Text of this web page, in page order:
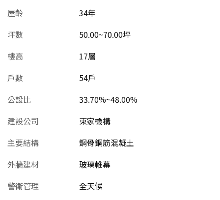
屋齡
34年
坪數
50.00~70.00坪
樓高
17層
戶數
54戶
公設比
33.70%~48.00%
建設公司
東家機構
主要結構
鋼骨鋼筋混凝土
外牆建材
玻璃帷幕
警衛管理
全天候